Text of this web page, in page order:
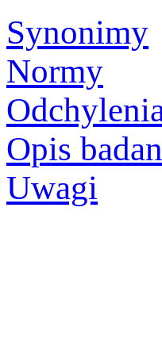
Synonimy
Normy
Opis
Uwagi